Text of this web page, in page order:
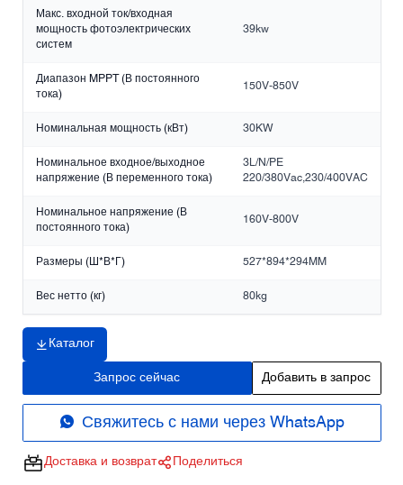
Макс. входной ток/входная
мощность фотоэлектрических
систем
39kw
Диапазон MPPT (В постоянного
тока)
150V-850V
Номинальная мощность (кВт) 30KW
Номинальное входное/выходное
напряжение (В переменного тока)
3L/N/PE
220/380Vac,230/400VAC
Номинальное напряжение (В
постоянного тока)
160V-800V
Размеры (Ш*В*Г) 527*894*294MM
Вес нетто (кг) 80kg
Каталог
Запрос сейчас Добавить в запрос
Свяжитесь с нами через WhatsApp
Доставка и возврат Поделиться